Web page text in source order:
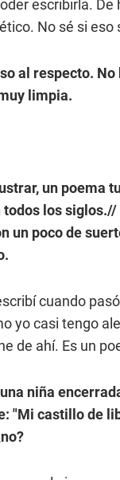
escribirla.
No sé si eso
al respecto.
limpia.
un poema
los
un poco de
cuando
yo casi tengo
de ahí. Es un
niña
"Mi castillo de